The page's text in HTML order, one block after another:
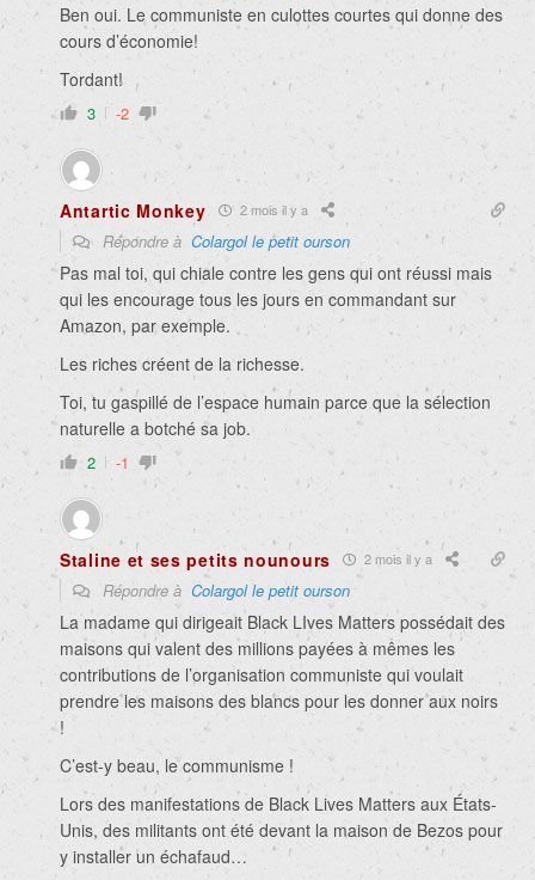
Ben oui. Le communiste en culottes courtes qui donne des
cours d’économie!
Tordant!
3 -2
Antartic Monkey 2 mois il y a
Répondre à Colargol le petit ourson
Pas mal toi, qui chiale contre les gens qui ont réussi mais
qui les encourage tous les jours en commandant sur
Amazon, par exemple.
Les riches créent de la richesse.
Toi, tu gaspillé de l’espace humain parce que la sélection
naturelle a botché sa job.
2 -1
Staline et ses petits nounours 2 mois il y a
Répondre à Colargol le petit ourson
La madame qui dirigeait Black LIves Matters possédait des
maisons qui valent des millions payées à mêmes les
contributions de l’organisation communiste qui voulait
prendre les maisons des blancs pour les donner aux noirs
!
C’est-y beau, le communisme !
Lors des manifestations de Black Lives Matters aux États-
Unis, des militants ont été devant la maison de Bezos pour
y installer un échafaud…